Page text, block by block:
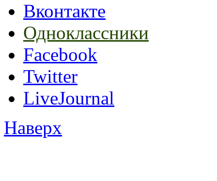
Вконтакте
Одноклассники
Facebook
Twitter
LiveJournal
Наверх